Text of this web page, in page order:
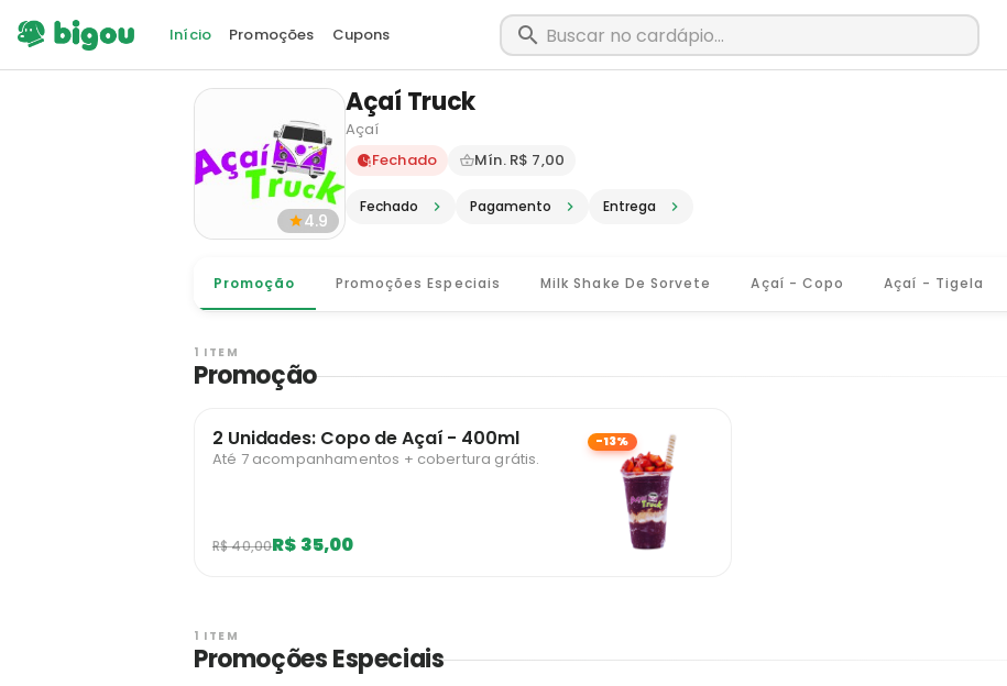
Início Promoções Cupons
4.9
Açaí Truck
Açaí
Delivery em Muriaé - MG · Pediu, chegou, é Bigou!
Fechado Mín. R$ 7,00
Fechado Pagamento Entrega
Promoção Promoções Especiais Milk Shake De Sorvete Açaí - Copo Açaí - Tigela
1 ITEM
Promoção
2 Unidades: Copo de Açaí - 400ml
Até 7 acompanhamentos + cobertura grátis.
R$ 40,00R$ 35,00
-13%
1 ITEM
Promoções Especiais